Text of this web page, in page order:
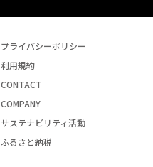
プライバシーポリシー
利用規約
CONTACT
COMPANY
サステナビリティ活動
ふるさと納税